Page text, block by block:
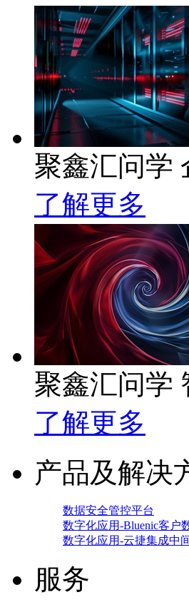
聚鑫汇问学
了解更多
聚鑫汇问学
了解更多
产品及解决
数据安全管控平台
数字化应用-Bluenic客户
数字化应用-云捷集成中
服务